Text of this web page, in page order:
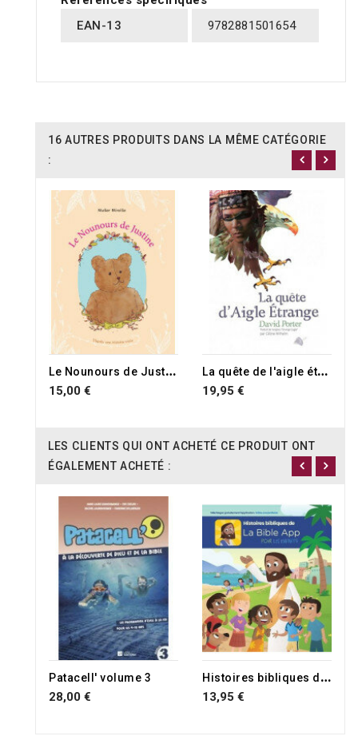
EAN-13
9782881501654
16 AUTRES PRODUITS DANS LA MÊME CATÉGORIE
:
L
e Nounours de Justine
15,00 €
L
a quête de l'aigle étrange
19,95 €
LES CLIENTS QUI ONT ACHETÉ CE PRODUIT ONT
ÉGALEMENT ACHETÉ :
Patacell' volume 3
28,00 €
H
istoires bibliques de la Bible App pour les enfants
13,95 €